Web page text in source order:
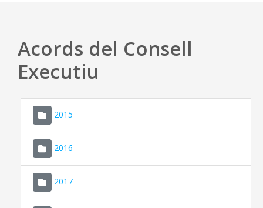
Utilitats
Ajuda
Acords del Consell
Executiu
2015
2016
2017